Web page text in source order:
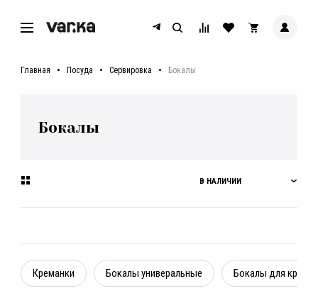
Главная Посуда Сервировка Бокалы
Бокалы
В НАЛИЧИИ
Креманки Бокалы универальные Бокалы для